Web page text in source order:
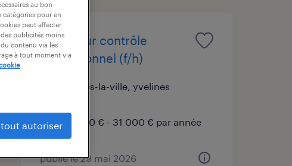
opérateur contrôle
dimensionnel (f/h)
mantes-la-ville, yvelines
30 000 € - 31 000 € par année
publié le 29 mai 2026
au bon
catégories pour en
peut affecter
publicités moins
contenu via les
à tout moment via
tout autoriser